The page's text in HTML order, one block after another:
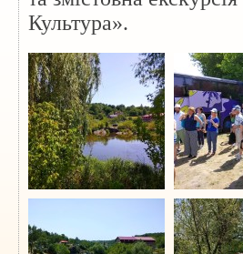
Культура».